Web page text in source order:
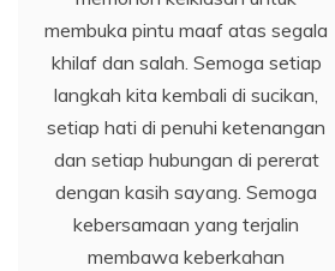
membuka pintu maaf atas segala
khilaf dan salah. Semoga setiap
langkah kita kembali di sucikan,
setiap hati di penuhi ketenangan
dan setiap hubungan di pererat
dengan kasih sayang. Semoga
kebersamaan yang terjalin
membawa keberkahan